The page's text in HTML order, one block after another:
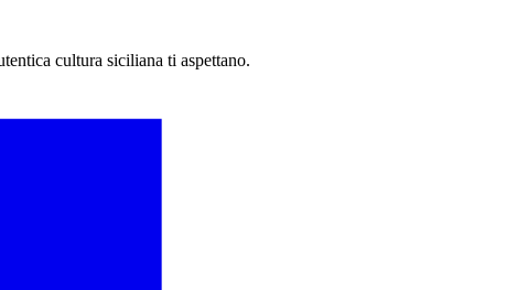
cultura siciliana ti aspettano.